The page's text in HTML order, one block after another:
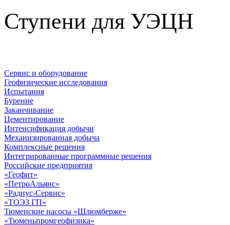
Ступени для УЭЦН
Сервис и оборудование
Геофизические исследования
Испытания
Бурение
Заканчивание
Цементирование
Интенсификация добычи
Механизированная добыча
Комплексные решения
Интегрированные программные решения
Российские предприятия
«Геофит»
«ПетроАльянс»
«Радиус-Сервис»
«ТОЭЗ ГП»
Тюменские насосы «Шлюмберже»
«Тюменьпромгеофизика»